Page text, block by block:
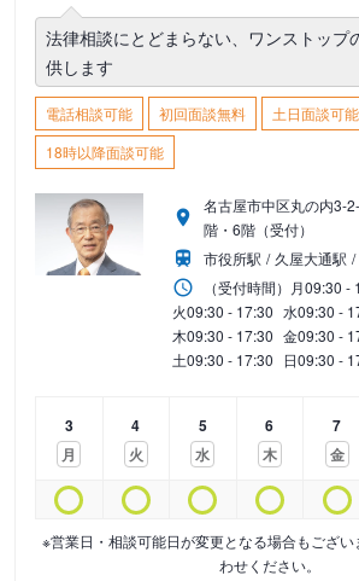
法律相談にとどまらない、ワンストップ
供します
電話相談可能 初回面談無料
土日面談可能
18時以降面談可能
名古屋市中区丸の内3-
階・6階（受付）
市役所駅
久屋大通駅
（受付時間） 月09:30 -
火09:30 - 17:30 水09:30 -
木09:30 - 17:30 金09:30 -
土09:30 - 17:30 日09:30 -
3
月
4
火
5
水
6
木
7
金
※営業日・相談可能日が変更となる場合もござ
わせください。